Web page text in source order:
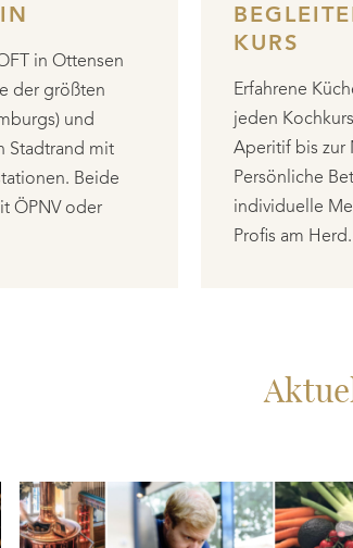
in Ottensen
der größten
und
Stadtrand mit
Beide
ÖPNV oder
KURS
Erfahrene
jeden
Aperitif bis zur
Persönliche
individuelle
Profis am Herd.